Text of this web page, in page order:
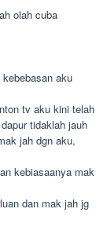
olah cuba
aku
tv aku kini telah
tidaklah jauh
jah dgn aku,
kebiasaanya mak
dan mak jah jg